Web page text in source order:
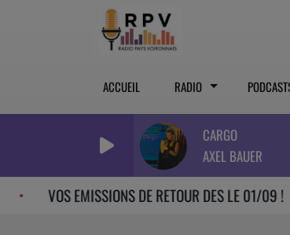
ACCUEIL RADIO
CARGO
AXEL BAUER
EMISSIONS DE RETOUR DES LE 01/09 !